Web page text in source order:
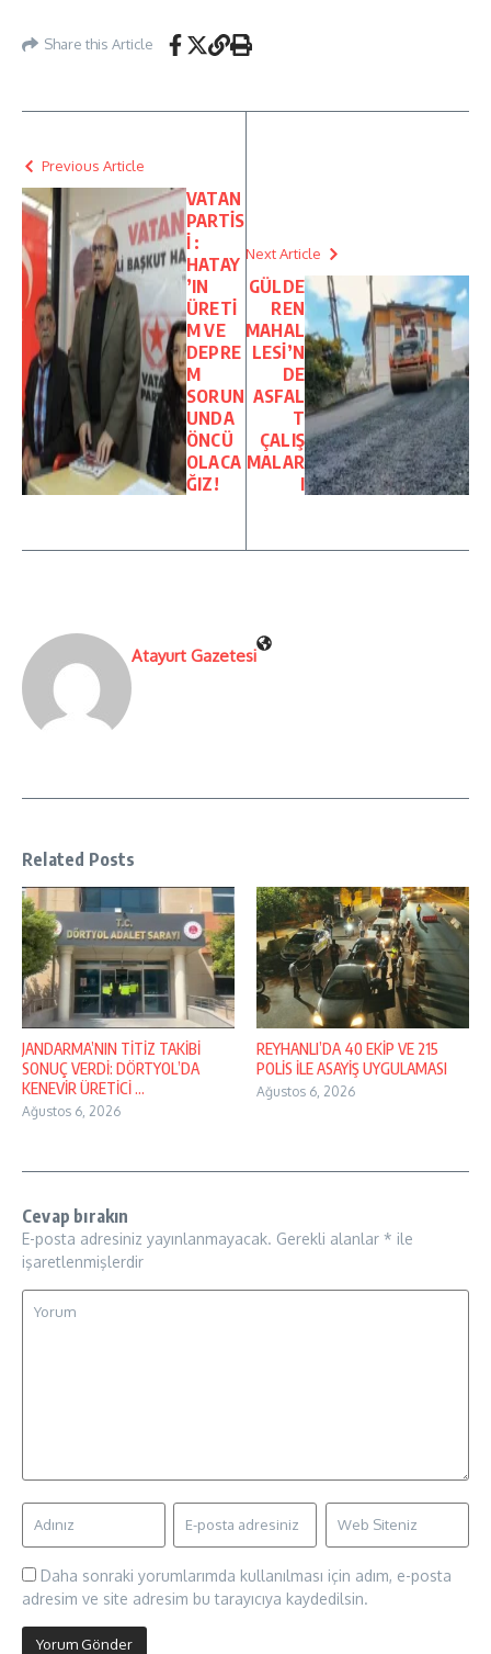
Share this Article
Previous Article
VATAN
PARTİS
İ :
HATAY
’IN
ÜRETİ
M VE
DEPRE
M
SORUN
UNDA
ÖNCÜ
OLACA
ĞIZ!
Next Article
GÜLDE
REN
MAHAL
LESİ’N
DE
ASFAL
T
ÇALIŞ
MALAR
I
Atayurt Gazetesi
Related Posts
JANDARMA’NIN TİTİZ TAKİBİ
SONUÇ VERDİ: DÖRTYOL’DA
KENEVİR ÜRETİCİ ...
Ağustos 6, 2026
REYHANLI’DA 40 EKİP VE 215
POLİS İLE ASAYİŞ UYGULAMASI
Ağustos 6, 2026
Cevap bırakın
E-posta adresiniz yayınlanmayacak. Gerekli alanlar * ile
işaretlenmişlerdir
Daha sonraki yorumlarımda kullanılması için adım, e-posta
adresim ve site adresim bu tarayıcıya kaydedilsin.